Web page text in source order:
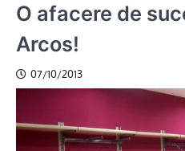
O afacere de
Arcos!
07/10/2013